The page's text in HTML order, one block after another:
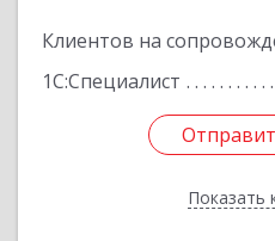
Клиентов на
1С:Специалист
Показать